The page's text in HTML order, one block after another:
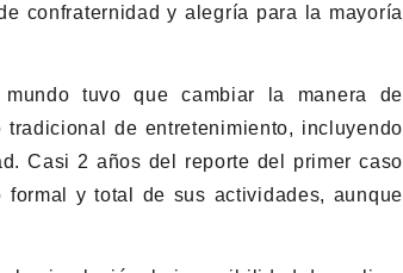
confraternidad y alegría para la mayoría
tuvo que cambiar la manera de
de entretenimiento, incluyendo
Casi 2 años del reporte del primer caso
y total de sus actividades, aunque